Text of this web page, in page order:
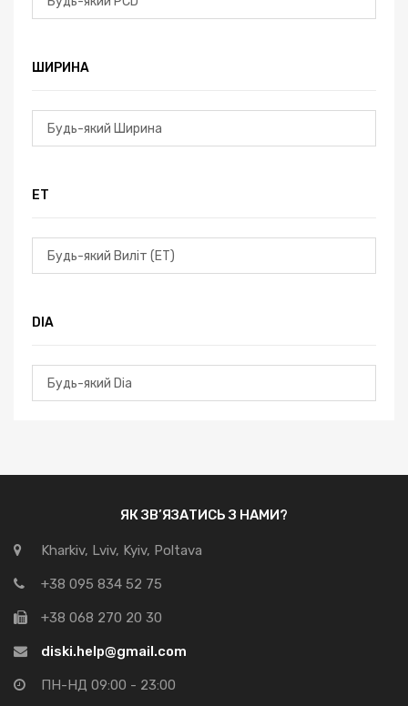
ШИРИНА
ЕТ
DIA
ЯК ЗВ’ЯЗАТИСЬ З НАМИ?
Kharkiv, Lviv, Kyiv, Poltava
+38 095 834 52 75
+38 068 270 20 30
diski.help@gmail.com
ПН-НД 09:00 - 23:00